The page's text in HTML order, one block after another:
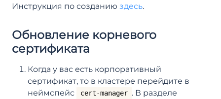
Инструкция по созданию здесь.
Обновление корневого
сертификата
Когда у вас есть корпоративный
сертификат, то в кластере перейдите в
неймспейс
cert-manager . В разделе